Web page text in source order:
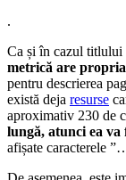
.
Ca și în cazul titlului
metrică are
pentru descrierea
există deja resurse
aproximativ 230 de
lungă, atunci ea
afișate caracterele